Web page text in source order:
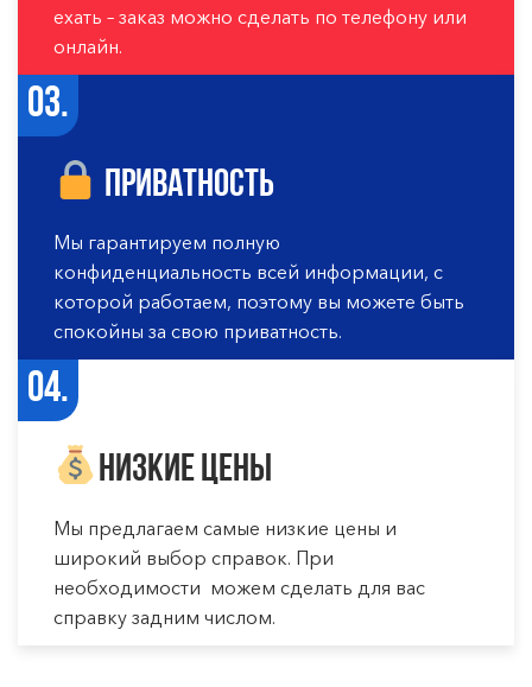
ехать – заказ можно сделать по телефону или
онлайн.
03.
Приватность
Мы гарантируем полную
конфиденциальность всей информации, с
которой работаем, поэтому вы можете быть
спокойны за свою приватность.
04.
Низкие цены
Мы предлагаем самые низкие цены и
широкий выбор справок. При
необходимости можем сделать для вас
справку задним числом.